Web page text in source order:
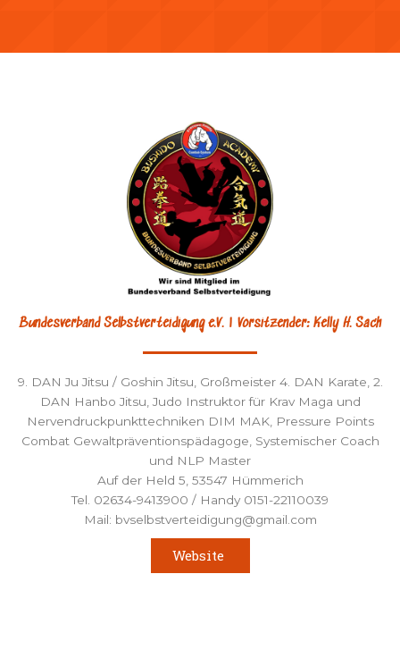
Bundesverband Selbstverteidigung e.V. | Vorsitzender: Kelly H. Sach
9. DAN Ju Jitsu / Goshin Jitsu, Großmeister 4. DAN Karate, 2.
DAN Hanbo Jitsu, Judo Instruktor für Krav Maga und
Nervendruckpunkttechniken DIM MAK, Pressure Points
Combat Gewaltpräventionspädagoge, Systemischer Coach
und NLP Master
Auf der Held 5, 53547 Hümmerich
Tel. 02634-9413900 / Handy 0151-22110039
Mail: bvselbstverteidigung@gmail.com
Website